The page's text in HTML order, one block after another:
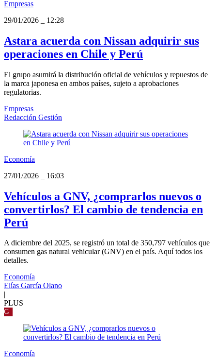
Empresas
29/01/2026
12:28
Astara acuerda con Nissan adquirir sus
operaciones en Chile y Perú
El grupo asumirá la distribución oficial de vehículos y repuestos de
la marca japonesa en ambos países, sujeto a aprobaciones
regulatorias.
Empresas
Redacción Gestión
Economía
27/01/2026
16:03
Vehículos a GNV, ¿comprarlos nuevos o
convertirlos? El cambio de tendencia en
Perú
A diciembre del 2025, se registró un total de 350,797 vehículos que
consumen gas natural vehicular (GNV) en el país. Aquí todos los
detalles.
Economía
Elías García Olano
PLUS
G
Economía